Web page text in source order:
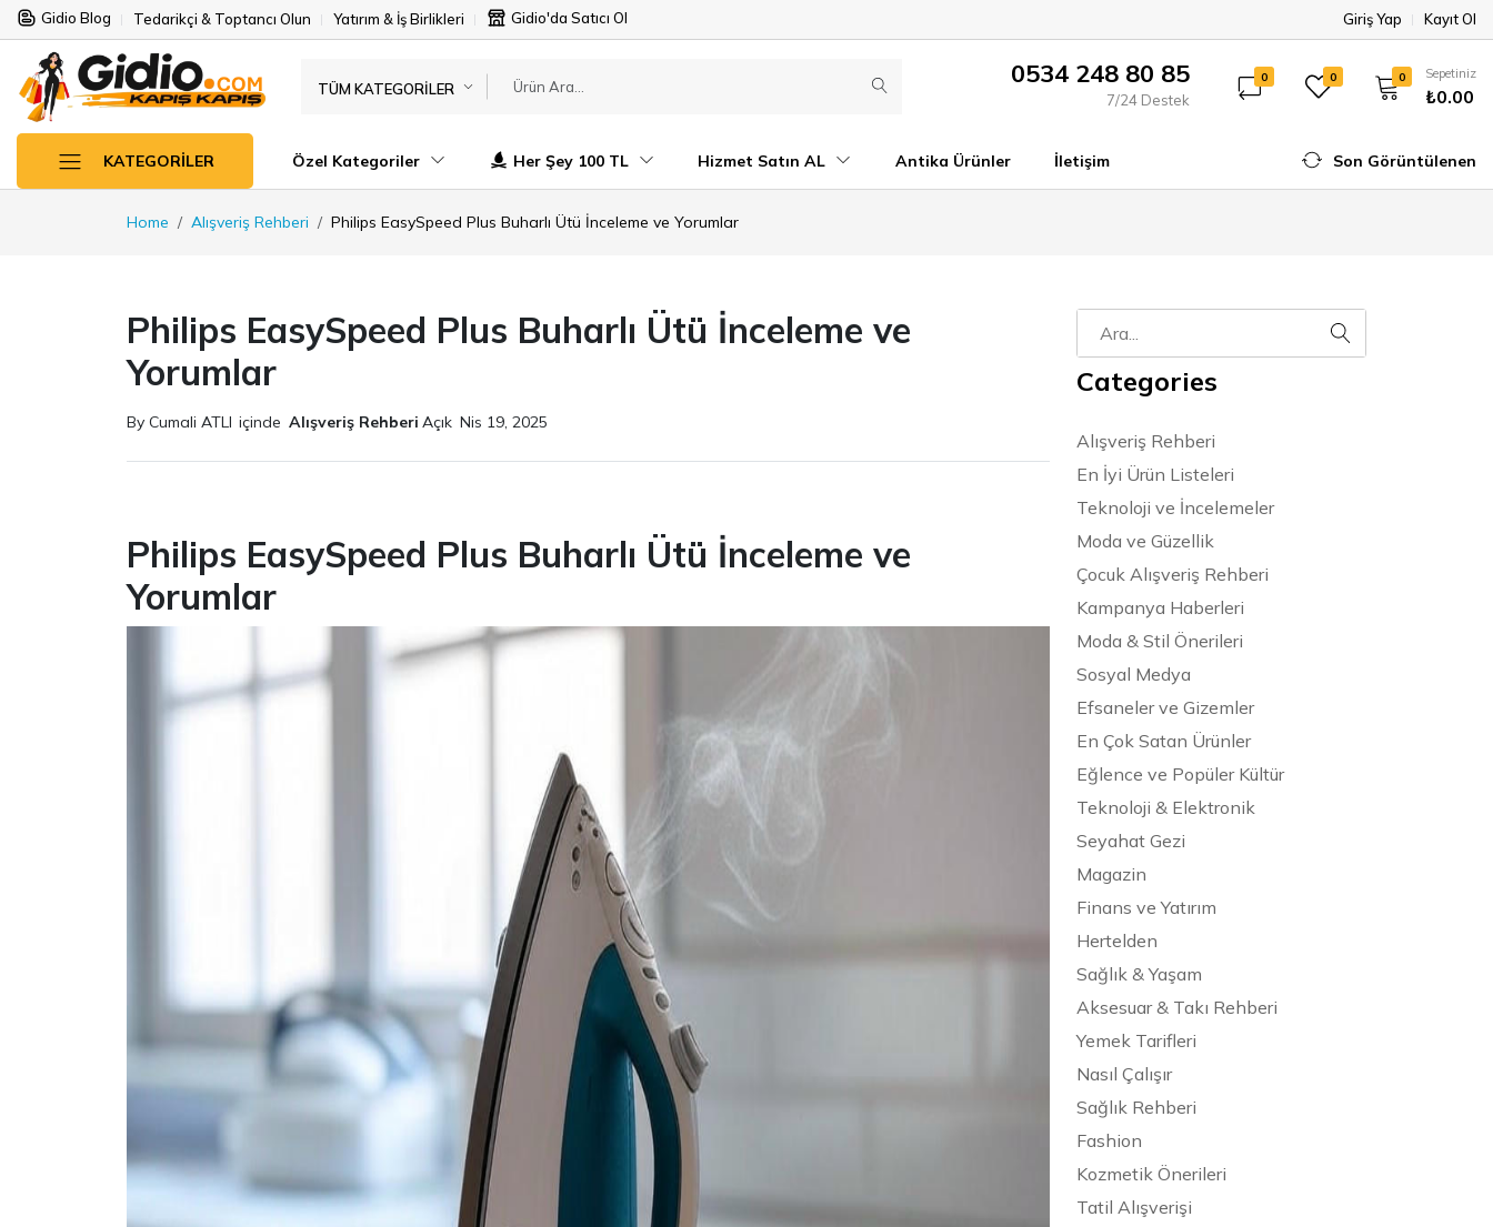
Gidio Blog Tedarikçi & Toptancı Olun Yatırım & İş Birlikleri Gidio'da Satıcı Ol Giriş Yap Kayıt Ol
TÜM KATEGORILER 0534 248 80 85
7/24 Destek
0 0 0 Sepetiniz
₺0.00
KATEGORILER Özel Kategoriler Her Şey 100 TL Hizmet Satın AL Antika Ürünler İletişim Son Görüntülenen
Home Alışveriş Rehberi Philips EasySpeed Plus Buharlı Ütü İnceleme ve Yorumlar
Philips EasySpeed Plus Buharlı Ütü İnceleme ve
Yorumlar
By Cumali ATLI içinde Alışveriş Rehberi Açık Nis 19, 2025
Philips EasySpeed Plus Buharlı Ütü İnceleme ve
Yorumlar
Categories
Alışveriş Rehberi
En İyi Ürün Listeleri
Teknoloji ve İncelemeler
Moda ve Güzellik
Çocuk Alışveriş Rehberi
Kampanya Haberleri
Moda & Stil Önerileri
Sosyal Medya
Efsaneler ve Gizemler
En Çok Satan Ürünler
Eğlence ve Popüler Kültür
Teknoloji & Elektronik
Seyahat Gezi
Magazin
Finans ve Yatırım
Hertelden
Sağlık & Yaşam
Aksesuar & Takı Rehberi
Yemek Tarifleri
Nasıl Çalışır
Sağlık Rehberi
Fashion
Kozmetik Önerileri
Tatil Alışverişi